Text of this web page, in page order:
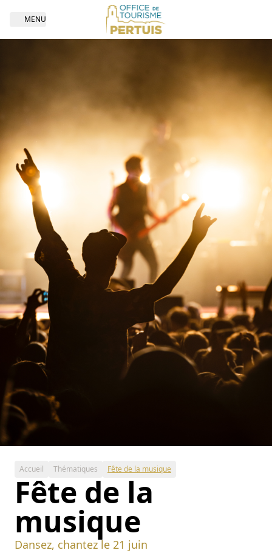
Open navigation
MENU
Accueil Thématiques Fête de la musique
Fête de la
musique
Dansez, chantez le 21 juin